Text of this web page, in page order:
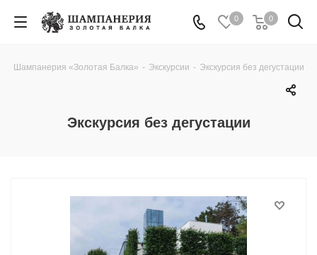
0 0
Шампанерия «Золотая Балка» - Экскурсии - Экскурсия без дегустации
Экскурсия без дегустации